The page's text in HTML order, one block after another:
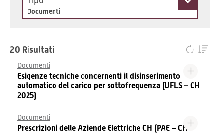
Documenti
20 Risultati
Documenti
Esigenze tecniche concernenti il disinserimento
automatico del carico per sottofrequenza (UFLS – CH
2025)
Documenti
Prescrizioni delle Aziende Elettriche CH (PAE – CH